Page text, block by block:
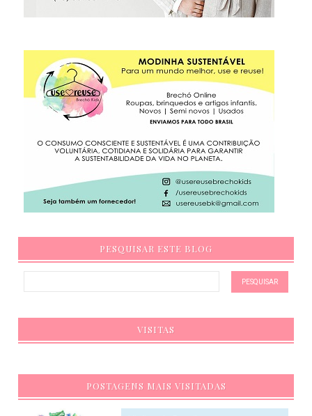
PESQUISAR ESTE BLOG
VISITAS
POSTAGENS MAIS VISITADAS